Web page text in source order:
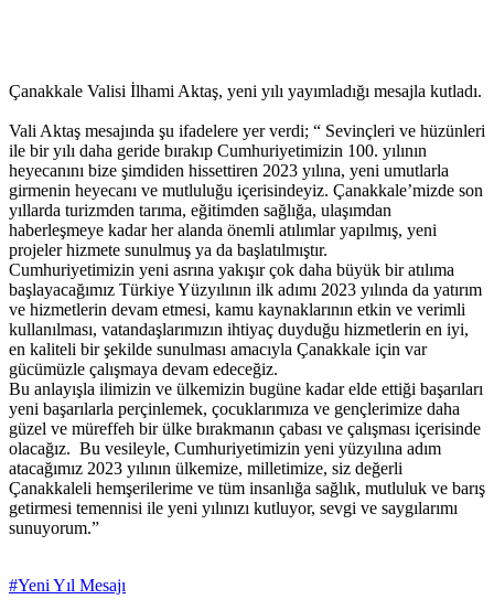
Çanakkale Valisi İlhami Aktaş, yeni yılı yayımladığı mesajla kutladı.
Vali Aktaş mesajında şu ifadelere yer verdi; “ Sevinçleri ve hüzünleri
ile bir yılı daha geride bırakıp Cumhuriyetimizin 100. yılının
heyecanını bize şimdiden hissettiren 2023 yılına, yeni umutlarla
girmenin heyecanı ve mutluluğu içerisindeyiz. Çanakkale’mizde son
yıllarda turizmden tarıma, eğitimden sağlığa, ulaşımdan
haberleşmeye kadar her alanda önemli atılımlar yapılmış, yeni
projeler hizmete sunulmuş ya da başlatılmıştır.
Cumhuriyetimizin yeni asrına yakışır çok daha büyük bir atılıma
başlayacağımız Türkiye Yüzyılının ilk adımı 2023 yılında da yatırım
ve hizmetlerin devam etmesi, kamu kaynaklarının etkin ve verimli
kullanılması, vatandaşlarımızın ihtiyaç duyduğu hizmetlerin en iyi,
en kaliteli bir şekilde sunulması amacıyla Çanakkale için var
gücümüzle çalışmaya devam edeceğiz.
Bu anlayışla ilimizin ve ülkemizin bugüne kadar elde ettiği başarıları
yeni başarılarla perçinlemek, çocuklarımıza ve gençlerimize daha
güzel ve müreffeh bir ülke bırakmanın çabası ve çalışması içerisinde
olacağız. Bu vesileyle, Cumhuriyetimizin yeni yüzyılına adım
atacağımız 2023 yılının ülkemize, milletimize, siz değerli
Çanakkaleli hemşerilerime ve tüm insanlığa sağlık, mutluluk ve barış
getirmesi temennisi ile yeni yılınızı kutluyor, sevgi ve saygılarımı
sunuyorum.”
#Yeni Yıl Mesajı